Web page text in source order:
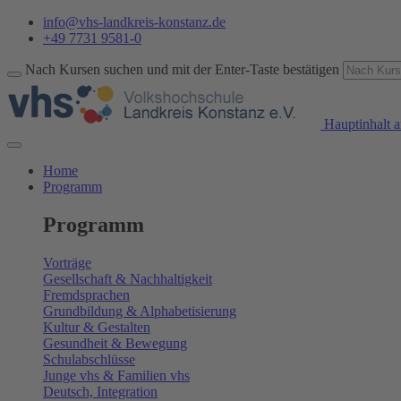
info@vhs-landkreis-konstanz.de
+49 7731 9581-0
Nach Kursen suchen und mit der Enter-Taste bestätigen
Hauptinhalt
Home
Programm
Programm
Vorträge
Gesellschaft & Nachhaltigkeit
Fremdsprachen
Grundbildung & Alphabetisierung
Kultur & Gestalten
Gesundheit & Bewegung
Schulabschlüsse
Junge vhs & Familien vhs
Deutsch, Integration